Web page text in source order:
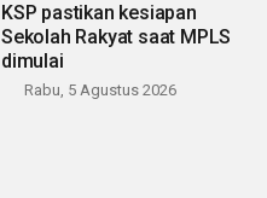
KSP pastikan kesiapan
Sekolah Rakyat saat MPLS
dimulai
Rabu, 5 Agustus 2026